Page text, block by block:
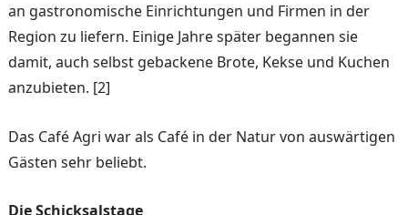
an gastrono­mische Einrichtungen und Firmen in der
Region zu lie­fern. Einige Jahre später be­gannen sie
damit, auch selbst gebackene Brote, Kekse und Kuchen
anzubieten. [2]
Das Café Agri war als Café in der Natur von auswärtigen
Gästen sehr beliebt.
Die Schicksalstage